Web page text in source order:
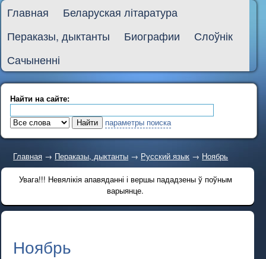
Главная
Беларуская літаратура
Пераказы, дыктанты
Биографии
Слоўнік
Сачыненні
Найти на сайте:
параметры поиска
Главная → Пераказы, дыктанты → Русский язык → Ноябрь
Увага!!! Невялікія апавяданні і вершы пададзены ў поўным
варыянце.
Ноябрь